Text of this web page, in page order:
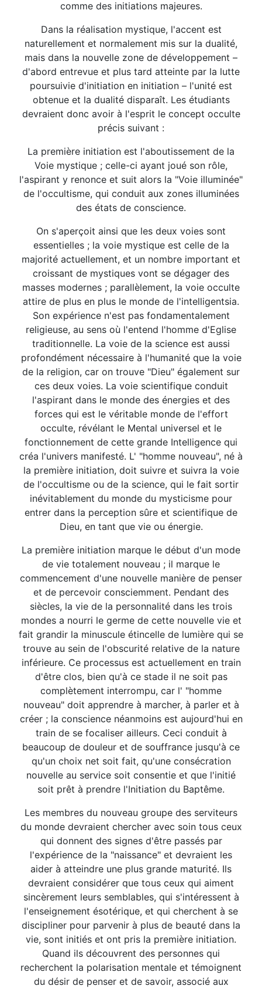
comme des initiations majeures.
Dans la réalisation mystique, l'accent est
naturellement et normalement mis sur la dualité,
mais dans la nouvelle zone de développement –
d'abord entrevue et plus tard atteinte par la lutte
poursuivie d'initiation en initiation – l'unité est
obtenue et la dualité disparaît. Les étudiants
devraient donc avoir à l'esprit le concept occulte
précis suivant :
La première initiation est l'aboutissement de la
Voie mystique ; celle-ci ayant joué son rôle,
l'aspirant y renonce et suit alors la "Voie illuminée"
de l'occultisme, qui conduit aux zones illuminées
des états de conscience.
On s'aperçoit ainsi que les deux voies sont
essentielles ; la voie mystique est celle de la
majorité actuellement, et un nombre important et
croissant de mystiques vont se dégager des
masses modernes ; parallèlement, la voie occulte
attire de plus en plus le monde de l'intelligentsia.
Son expérience n'est pas fondamentalement
religieuse, au sens où l'entend l'homme d'Eglise
traditionnelle. La voie de la science est aussi
profondément nécessaire à l'humanité que la voie
de la religion, car on trouve "Dieu" également sur
ces deux voies. La voie scientifique conduit
l'aspirant dans le monde des énergies et des
forces qui est le véritable monde de l'effort
occulte, révélant le Mental universel et le
fonctionnement de cette grande Intelligence qui
créa l'univers manifesté. L' "homme nouveau", né à
la première initiation, doit suivre et suivra la voie
de l'occultisme ou de la science, qui le fait sortir
inévitablement du monde du mysticisme pour
entrer dans la perception sûre et scientifique de
Dieu, en tant que vie ou énergie.
La première initiation marque le début d'un mode
de vie totalement nouveau ; il marque le
commencement d'une nouvelle manière de penser
et de percevoir consciemment. Pendant des
siècles, la vie de la personnalité dans les trois
mondes a nourri le germe de cette nouvelle vie et
fait grandir la minuscule étincelle de lumière qui se
trouve au sein de l'obscurité relative de la nature
inférieure. Ce processus est actuellement en train
d'être clos, bien qu'à ce stade il ne soit pas
complètement interrompu, car l' "homme
nouveau" doit apprendre à marcher, à parler et à
créer ; la conscience néanmoins est aujourd'hui en
train de se focaliser ailleurs. Ceci conduit à
beaucoup de douleur et de souffrance jusqu'à ce
qu'un choix net soit fait, qu'une consécration
nouvelle au service soit consentie et que l'initié
soit prêt à prendre l'Initiation du Baptême.
Les membres du nouveau groupe des serviteurs
du monde devraient chercher avec soin tous ceux
qui donnent des signes d'être passés par
l'expérience de la "naissance" et devraient les
aider à atteindre une plus grande maturité. Ils
devraient considérer que tous ceux qui aiment
sincèrement leurs semblables, qui s'intéressent à
l'enseignement ésotérique, et qui cherchent à se
discipliner pour parvenir à plus de beauté dans la
vie, sont initiés et ont pris la première initiation.
Quand ils découvrent des personnes qui
recherchent la polarisation mentale et témoignent
du désir de penser et de savoir, associé aux